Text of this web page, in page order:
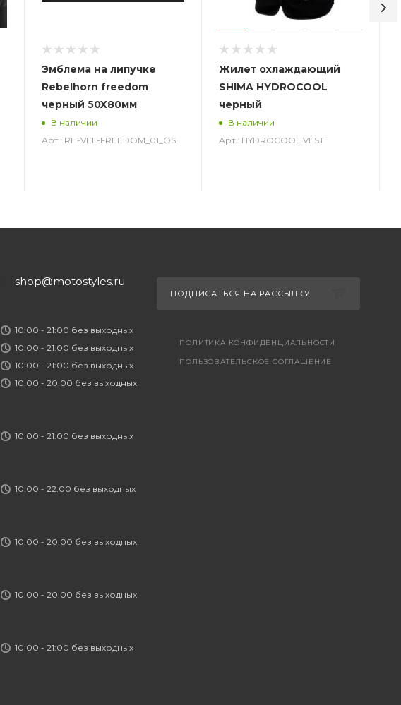
Эмблема на липучке
Rebelhorn freedom
черный 50X80мм
В наличии
Арт.: RH-VEL-FREEDOM_01_OS
Жилет охлаждающий
SHIMA HYDROCOOL
черный
В наличии
Арт.: HYDROCOOL VEST
shop@motostyles.ru
10:00 - 21:00 без выходных
10:00 - 21:00 без выходных
10:00 - 21:00 без выходных
10:00 - 20:00 без выходных
10:00 - 21:00 без выходных
10:00 - 22:00 без выходных
10:00 - 20:00 без выходных
10:00 - 20:00 без выходных
10:00 - 21:00 без выходных
ПОДПИСАТЬСЯ НА РАССЫЛКУ
ПОЛИТИКА КОНФИДЕНЦИАЛЬНОСТИ
ПОЛЬЗОВАТЕЛЬСКОЕ СОГЛАШЕНИЕ